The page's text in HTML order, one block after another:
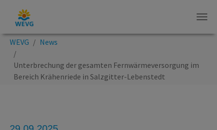
Zum Hauptinhalt springen
Sie sind hier:
WEVG News
Unterbrechung der gesamten Fernwärmeversorgung im
Bereich Krähenriede in Salzgitter-Lebenstedt